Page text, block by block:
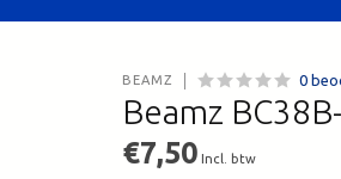
BEAMZ 0
Beamz
€7,50 Incl. btw